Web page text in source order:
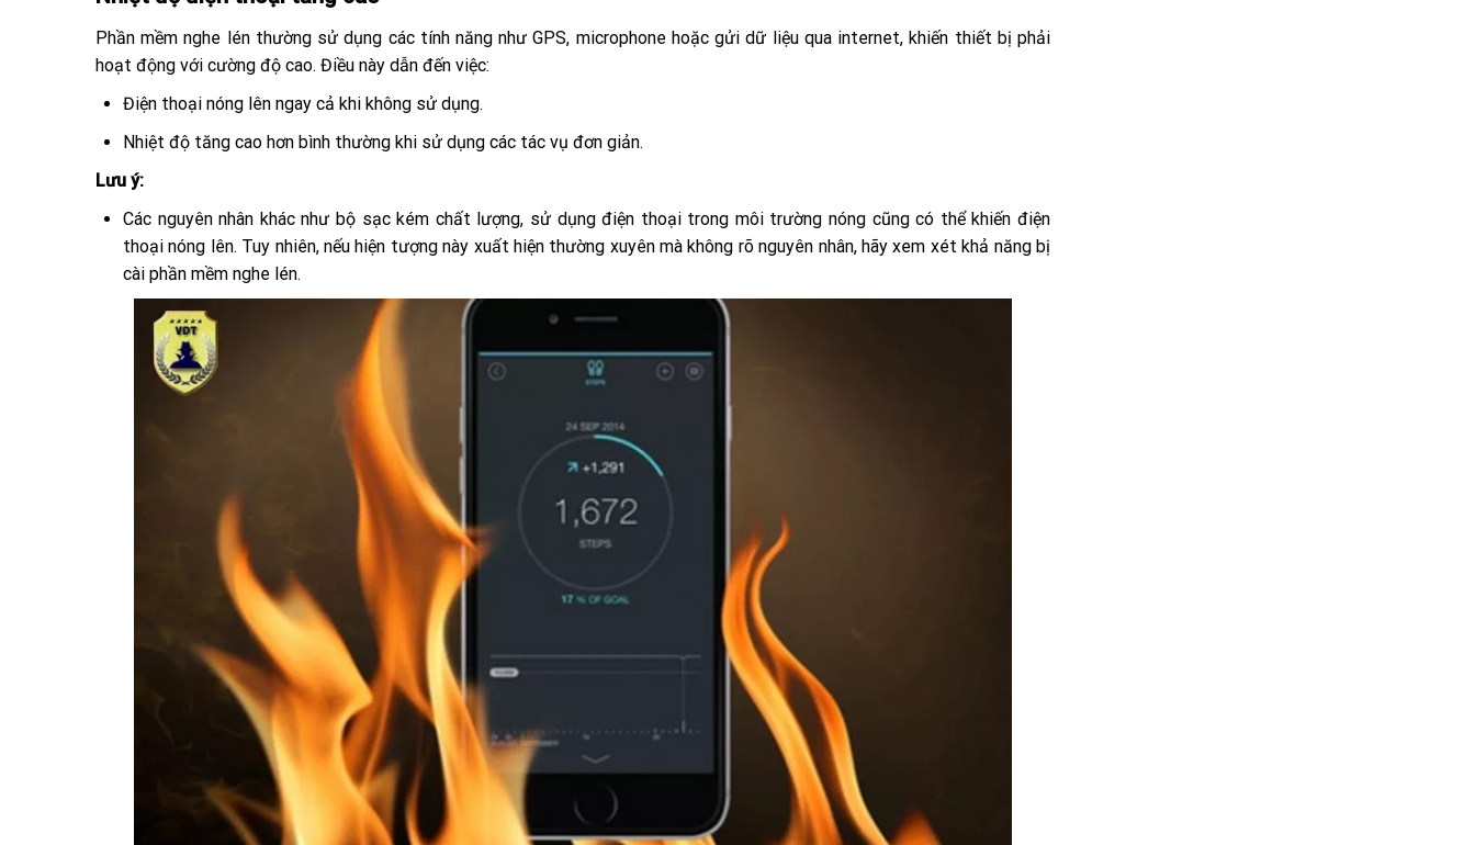
Phần mềm nghe lén thường sử dụng các tính năng như GPS, microphone hoặc gửi dữ liệu qua internet, khiến thiết bị phải
hoạt động với cường độ cao. Điều này dẫn đến việc:
Điện thoại nóng lên ngay cả khi không sử dụng.
Nhiệt độ tăng cao hơn bình thường khi sử dụng các tác vụ đơn giản.
Lưu ý:
Các nguyên nhân khác như bộ sạc kém chất lượng, sử dụng điện thoại trong môi trường nóng cũng có thể khiến điện
thoại nóng lên. Tuy nhiên, nếu hiện tượng này xuất hiện thường xuyên mà không rõ nguyên nhân, hãy xem xét khả năng bị
cài phần mềm nghe lén.